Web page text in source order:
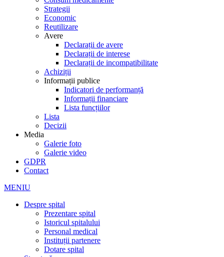
Strategii
Economic
Reutilizare
Avere
Declarații de avere
Declarații de interese
Declarații de incompatibilitate
Achiziții
Informații publice
Indicatori de performanță
Informații financiare
Lista funcțiilor
Lista
Decizii
Media
Galerie foto
Galerie video
GDPR
Contact
MENIU
Despre spital
Prezentare spital
Istoricul spitalului
Personal medical
Instituții partenere
Dotare spital